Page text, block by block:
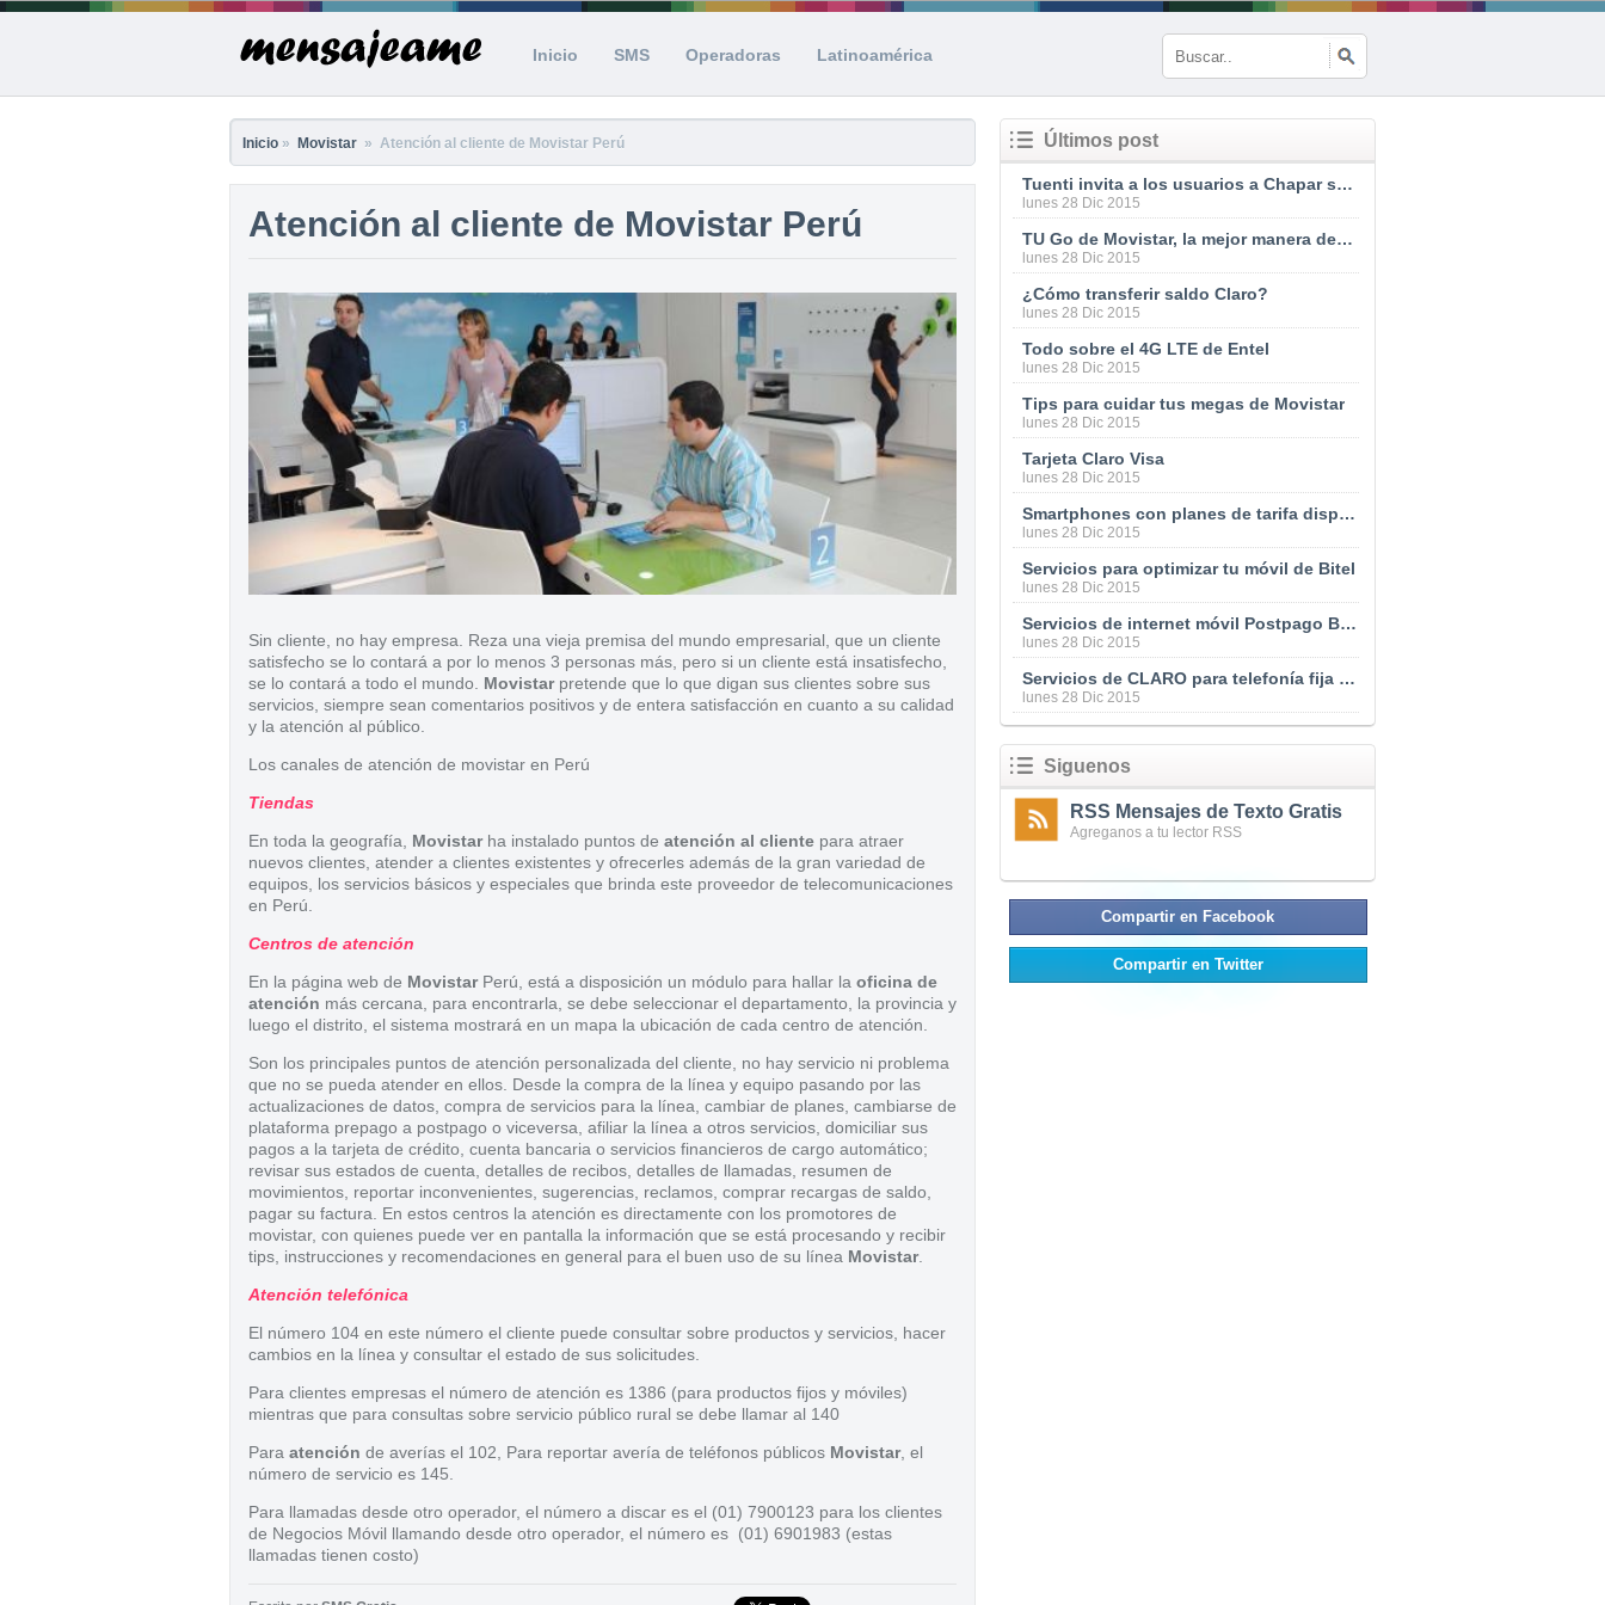
Inicio SMS Operadoras Latinoamérica
Inicio » Movistar » Atención al cliente de Movistar Perú
Atención al cliente de Movistar Perú
Sin cliente, no hay empresa. Reza una vieja premisa del mundo empresarial, que un cliente
satisfecho se lo contará a por lo menos 3 personas más, pero si un cliente está insatisfecho,
se lo contará a todo el mundo. Movistarpretende que lo que digan sus clientes sobre sus
servicios, siempre sean comentarios positivos y de entera satisfacción en cuanto a su calidad
y la atención al público.
Los canales de atención de movistar en Perú
Tiendas
En toda la geografía, Movistarha instalado puntos de atención al cliente para atraer
nuevos clientes, atender a clientes existentes y ofrecerles además de la gran variedad de
equipos, los servicios básicos y especiales que brinda este proveedor de telecomunicaciones
en Perú.
Centros de atención
En la página web de MovistarPerú, está a disposición un módulo para hallar la oficina de
atención más cercana, para encontrarla, se debe seleccionar el departamento, la provincia y
luego el distrito, el sistema mostrará en un mapa la ubicación de cada centro de atención.
Son los principales puntos de atención personalizada del cliente, no hay servicio ni problema
que no se pueda atender en ellos. Desde la compra de la línea y equipo pasando por las
actualizaciones de datos, compra de servicios para la línea, cambiar de planes, cambiarse de
plataforma prepago a postpago o viceversa, afiliar la línea a otros servicios, domiciliar sus
pagos a la tarjeta de crédito, cuenta bancaria o servicios financieros de cargo automático;
revisar sus estados de cuenta, detalles de recibos, detalles de llamadas, resumen de
movimientos, reportar inconvenientes, sugerencias, reclamos, comprar recargas de saldo,
pagar su factura. En estos centros la atención es directamente con los promotores de
movistar, con quienes puede ver en pantalla la información que se está procesando y recibir
tips, instrucciones y recomendaciones en general para el buen uso de su línea Movistar.
Atención telefónica
El número 104 en este número el cliente puede consultar sobre productos y servicios, hacer
cambios en la línea y consultar el estado de sus solicitudes.
Para clientes empresas el número de atención es 1386 (para productos fijos y móviles)
mientras que para consultas sobre servicio público rural se debe llamar al 140
Para atención de averías el 102, Para reportar avería de teléfonos públicos Movistar, el
número de servicio es 145.
Para llamadas desde otro operador, el número a discar es el (01) 7900123 para los clientes
de Negocios Móvil llamando desde otro operador, el número es (01) 6901983 (estas
llamadas tienen costo)
Últimos post
Tuenti invita a los usuarios a Chapar sus chips
lunes 28 Dic 2015
TU Go de Movistar, la mejor manera de estar siempre comunicados
lunes 28 Dic 2015
¿Cómo transferir saldo Claro?
lunes 28 Dic 2015
Todo sobre el 4G LTE de Entel
lunes 28 Dic 2015
Tips para cuidar tus megas de Movistar
lunes 28 Dic 2015
Tarjeta Claro Visa
lunes 28 Dic 2015
Smartphones con planes de tarifa disponibles en las tiendas Movistar
lunes 28 Dic 2015
Servicios para optimizar tu móvil de Bitel
lunes 28 Dic 2015
Servicios de internet móvil Postpago BITEL
lunes 28 Dic 2015
Servicios de CLARO para telefonía fija en Perú
lunes 28 Dic 2015
Siguenos
RSS Mensajes de Texto Gratis
Agreganos a tu lector RSS
Compartir en Facebook
Compartir en Twitter